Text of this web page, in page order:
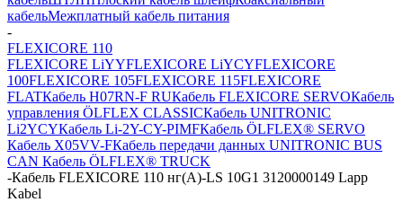
кабельМежплатный кабель питания
-
FLEXICORE 110
FLEXICORE LiYYFLEXICORE LiYCYFLEXICORE
100FLEXICORE 105FLEXICORE 115FLEXICORE
FLATКабель H07RN-F RUКабель FLEXICORE SERVOКабель
управления ÖLFLEX CLASSICКабель UNITRONIC
Li2YCYКабель Li-2Y-CY-PIMFКабель ÖLFLEX® SERVO
Кабель X05VV-FКабель передачи данных UNITRONIC BUS
CAN Кабель ÖLFLEX® TRUCK
-Кабель FLEXICORE 110 нг(А)-LS 10G1 3120000149 Lapp
Kabel